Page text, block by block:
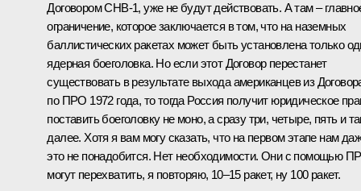
Договором СНВ-1, уже не будут действовать. А там –
ограничение, которое заключается в том, что на наземных
баллистических ракетах может быть установлена только
ядерная боеголовка. Но если этот Договор перестанет
существовать в результате выхода американцев из
по ПРО 1972 года, то тогда Россия получит юридическое
поставить боеголовку не моно, а сразу три, четыре, пять и
далее. Хотя я вам могу сказать, что на первом этапе нам
это не понадобится. Нет необходимости. Они с помощью
могут перехватить, я повторяю, 10–15 ракет, ну 100 ракет.